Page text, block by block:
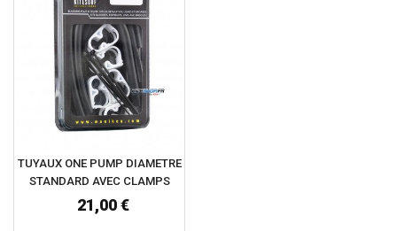
TUYAUX ONE PUMP DIAMETRE
STANDARD AVEC CLAMPS
21,00 €